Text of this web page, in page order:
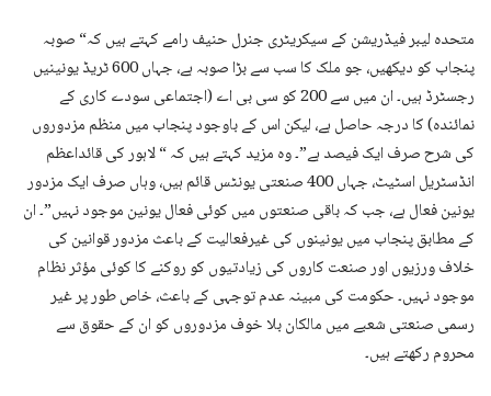
متحدہ لیبر فیڈریشن کے سیکریٹری جنرل حنیف رامے کہتے ہیں کہ“ صوبہ
پنجاب کو دیکھیں، جو ملک کا سب سے بڑا صوبہ ہے، جہاں 600 ٹریڈ یونینیں
رجسٹرڈ ہیں۔ ان میں سے 200 کو سی بی اے (اجتماعی سودے کاری کے
نمائندہ) کا درجہ حاصل ہے، لیکن اس کے باوجود پنجاب میں منظم مزدوروں
کی شرح صرف ایک فیصد ہے”۔ وہ مزید کہتے ہیں کہ “ لاہور کی قائداعظم
انڈسٹریل اسٹیٹ، جہاں 400 صنعتی یونٹس قائم ہیں، وہاں صرف ایک مزدور
یونین فعال ہے، جب کہ باقی صنعتوں میں کوئی فعال یونین موجود نہیں”۔ ان
کے مطابق پنجاب میں یونینوں کی غیرفعالیت کے باعث مزدور قوانین کی
خلاف ورزیوں اور صنعت کاروں کی زیادتیوں کو روکنے کا کوئی مؤثر نظام
موجود نہیں۔ حکومت کی مبینہ عدم توجہی کے باعث، خاص طور پر غیر
رسمی صنعتی شعبے میں مالکان بلا خوف مزدوروں کو ان کے حقوق سے
محروم رکھتے ہیں۔